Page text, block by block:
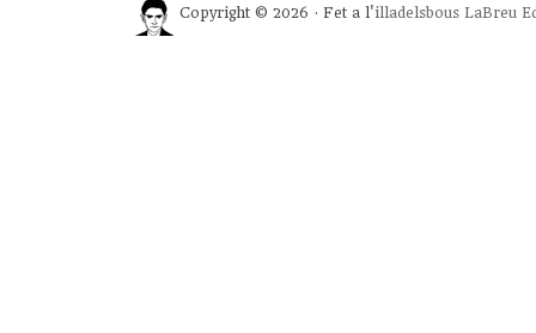
Copyright © 2026 · Fet a l'illadelsbous LaBreu